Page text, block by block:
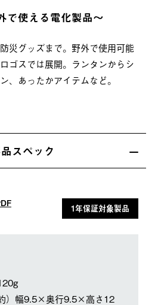
で使える電化製品〜
災グッズまで。野外で使用可能
ゴスでは展開。ランタンからシ
、あったかアイテムなど。
スペック
1年保証対象製品
）幅9.5×奥行9.5×高さ12cm